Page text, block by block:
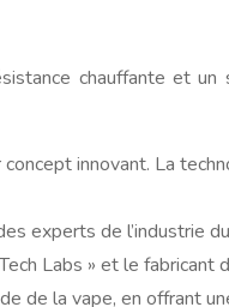
chauffante et
innovant. La
experts de l’industrie
Labs » et le fabricant
de la vape, en offrant